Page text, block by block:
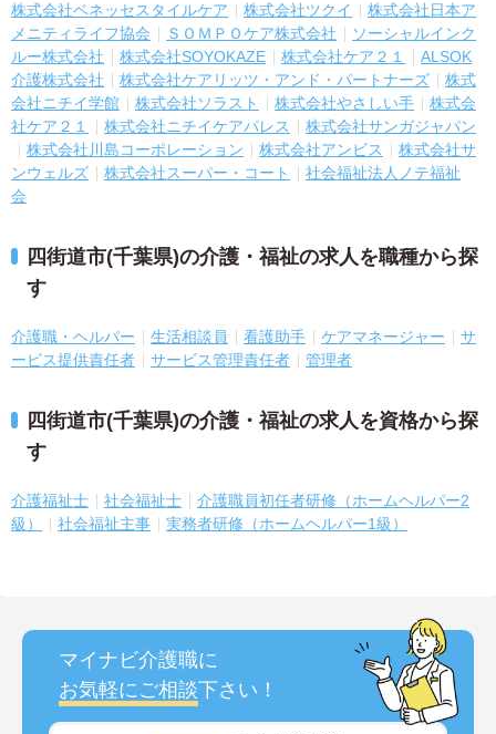
株式会社ベネッセスタイルケア 株式会社ツクイ
株式会社日本ア
メニティライフ協会
ＳＯＭＰＯケア株式会社
ソーシャルインク
ルー株式会社
株式会社SOYOKAZE 株式会社ケア２１
ALSOK
介護株式会社
株式会社ケアリッツ・アンド・パートナーズ
株式
会社ニチイ学館
株式会社ソラスト 株式会社やさしい手
株式会
社ケア２１
株式会社ニチイケアパレス
株式会社サンガジャパン
株式会社川島コーポレーション
株式会社アンビス
株式会社サ
ンウェルズ
株式会社スーパー・コート
社会福祉法人ノテ福祉
会
四街道市(千葉県)の介護・福祉の求人を職種から探
す
介護職・ヘルパー 生活相談員 看護助手 ケアマネージャー
サ
ービス提供責任者
サービス管理責任者 管理者
四街道市(千葉県)の介護・福祉の求人を資格から探
す
介護福祉士 社会福祉士
介護職員初任者研修（ホームヘルパー2
級）
社会福祉主事 実務者研修（ホームヘルパー1級）
マイナビ介護職に
お気軽にご相談下さい！